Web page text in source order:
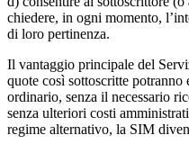
chiedere, in ogni momento,
di loro pertinenza.
Il vantaggio principale del
quote così sottoscritte potranno
ordinario, senza il necessario
senza ulteriori costi
regime alternativo, la SIM